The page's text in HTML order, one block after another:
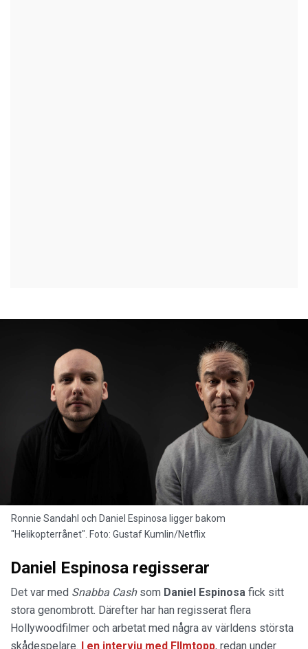
Ronnie Sandahl och Daniel Espinosa ligger bakom
"Helikopterrånet". Foto: Gustaf Kumlin/Netflix
Daniel Espinosa regisserar
Det var med Snabba Cash som Daniel Espinosa fick sitt
stora genombrott. Därefter har han regisserat flera
Hollywoodfilmer och arbetat med några av världens största
skådespelare. I en intervju med FIlmtopp, redan under